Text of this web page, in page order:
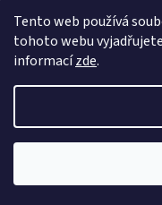
Tento web používá
tohoto webu
informacízde.
Online